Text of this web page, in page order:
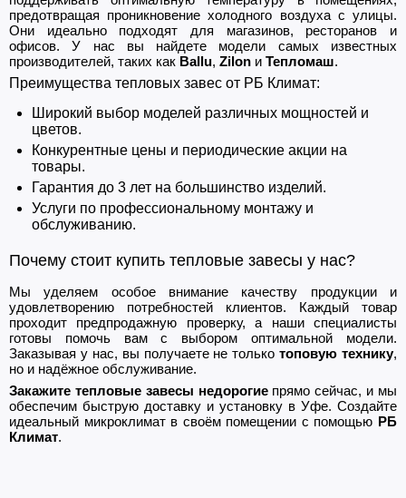
предотвращая проникновение холодного воздуха с улицы.
Они идеально подходят для магазинов, ресторанов и
офисов. У нас вы найдете модели самых известных
производителей, таких как Ballu, Zilon и Тепломаш.
Преимущества тепловых завес от РБ Климат:
Широкий выбор моделей различных мощностей и
цветов.
Конкурентные цены и периодические акции на
товары.
Гарантия до 3 лет на большинство изделий.
Услуги по профессиональному монтажу и
обслуживанию.
Почему стоит купить тепловые завесы у нас?
Мы уделяем особое внимание качеству продукции и
удовлетворению потребностей клиентов. Каждый товар
проходит предпродажную проверку, а наши специалисты
готовы помочь вам с выбором оптимальной модели.
Заказывая у нас, вы получаете не толькотоповую технику,
но и надёжное обслуживание.
Закажите тепловые завесы недорогиепрямо сейчас, и мы
обеспечим быструю доставку и установку в Уфе. Создайте
идеальный микроклимат в своём помещении с помощью РБ
Климат.